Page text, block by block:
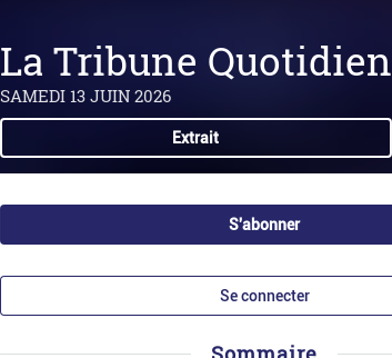
La Tribune Quotidien
SAMEDI 13 JUIN 2026
Extrait
S'abonner
Se connecter